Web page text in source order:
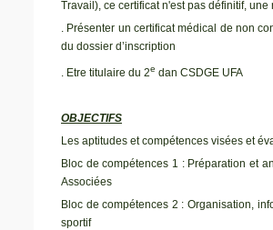
Travail), ce certificat n'est pas définitif,
. Présenter un certificat médical de non
du dossier d’inscription
. Etre titulaire du 2e dan CSDGE UFA
OBJECTIFS
Les aptitudes et compétences visées et
Bloc de compétences 1 : Préparation et
Associées
Bloc de compétences 2 : Organisation,
sportif